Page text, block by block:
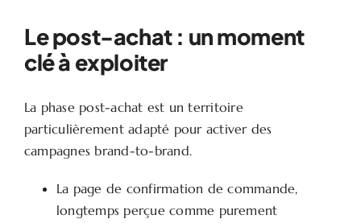
Le post-achat : un moment
clé à exploiter
La phase post-achat est un territoire
particulièrement adapté pour activer des
campagnes brand-to-brand.
La page de confirmation de commande,
longtemps perçue comme purement